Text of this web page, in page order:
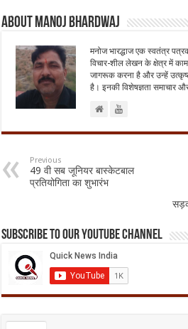
About Manoj Bhardwaj
मनोज भारद्धाज एक स्वतंत्र
विचार-शील लेखन के क्षेत्र में
जागरूक करना है और उन्हें
है। इनकी विशेषज्ञता समाचार
Previous
49 वी सब जूनियर बास्केटबाल
प्रतियोगिता का शुभारंभ
Subscribe to our Youtube Channel